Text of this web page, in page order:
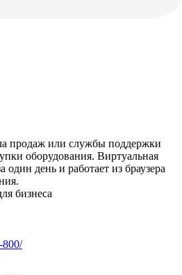
продаж или службы поддержки
оборудования. Виртуальная
день и работает из браузера
бизнеса
800/